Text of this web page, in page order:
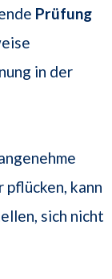
Prüfung
in der
kann
sich nicht